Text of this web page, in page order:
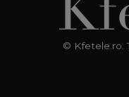
© Kfetele.ro.